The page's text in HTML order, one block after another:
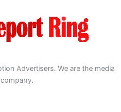
Advertisers. We are the media